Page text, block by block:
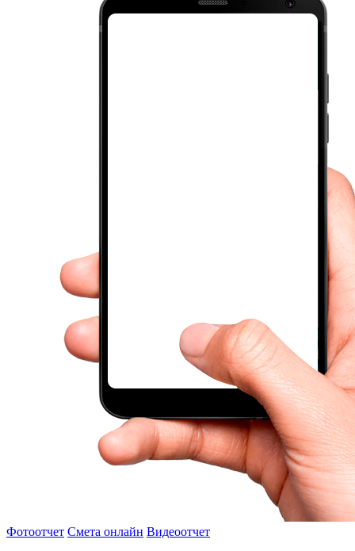
Фотоотчет Смета онлайн Видеоотчет